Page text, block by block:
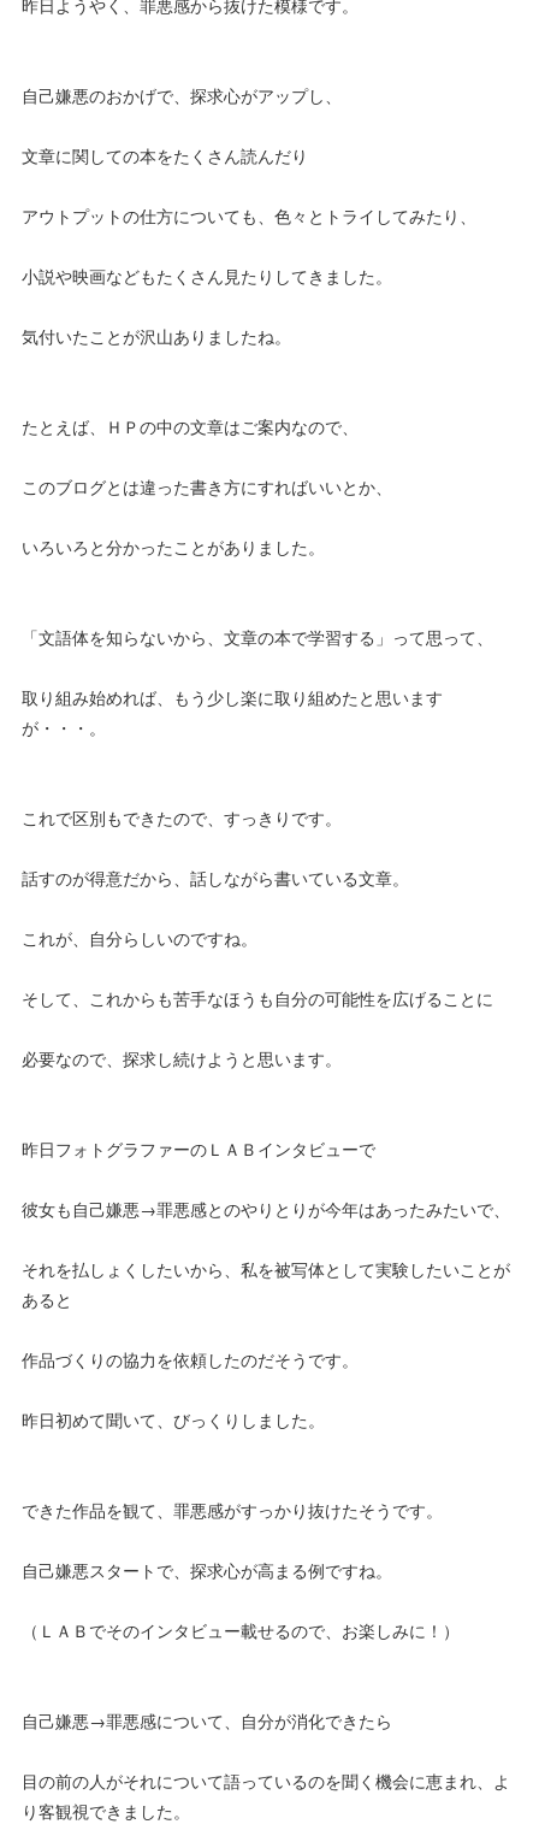
昨日ようやく、罪悪感から抜けた模様です。
自己嫌悪のおかげで、探求心がアップし、
文章に関しての本をたくさん読んだり
アウトプットの仕方についても、色々とトライしてみたり、
小説や映画などもたくさん見たりしてきました。
気付いたことが沢山ありましたね。
たとえば、ＨＰの中の文章はご案内なので、
このブログとは違った書き方にすればいいとか、
いろいろと分かったことがありました。
「文語体を知らないから、文章の本で学習する」って思って、
取り組み始めれば、もう少し楽に取り組めたと思います
が・・・。
これで区別もできたので、すっきりです。
話すのが得意だから、話しながら書いている文章。
これが、自分らしいのですね。
そして、これからも苦手なほうも自分の可能性を広げることに
必要なので、探求し続けようと思います。
昨日フォトグラファーのＬＡＢインタビューで
彼女も自己嫌悪→罪悪感とのやりとりが今年はあったみたいで、
それを払しょくしたいから、私を被写体として実験したいことが
あると
作品づくりの協力を依頼したのだそうです。
昨日初めて聞いて、びっくりしました。
できた作品を観て、罪悪感がすっかり抜けたそうです。
自己嫌悪スタートで、探求心が高まる例ですね。
（ＬＡＢでそのインタビュー載せるので、お楽しみに！）
自己嫌悪→罪悪感について、自分が消化できたら
目の前の人がそれについて語っているのを聞く機会に恵まれ、よ
り客観視できました。